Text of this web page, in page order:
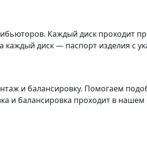
Каждый диск проходит
каждый диск — паспорт изделия с
и балансировку. Помогаем
и балансировка проходит в